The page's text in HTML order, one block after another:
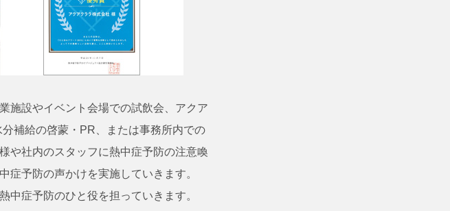
施設やイベント会場での試飲会、アクア
補給の啓蒙・PR、または事務所内での
や社内のスタッフに熱中症予防の注意喚
症予防の声かけを実施していきます。
中症予防のひと役を担っていきます。